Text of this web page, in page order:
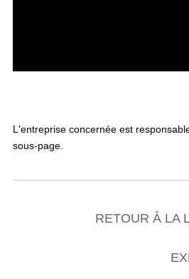
L'entreprise concernée est
sous-page.
RETOUR À LA